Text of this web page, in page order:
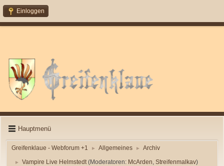
Einloggen
Hauptmenü
Greifenklaue - Webforum +1 ► Allgemeines ► Archiv
► Vampire Live Helmstedt (Moderatoren: McArden Streifenmalkav)